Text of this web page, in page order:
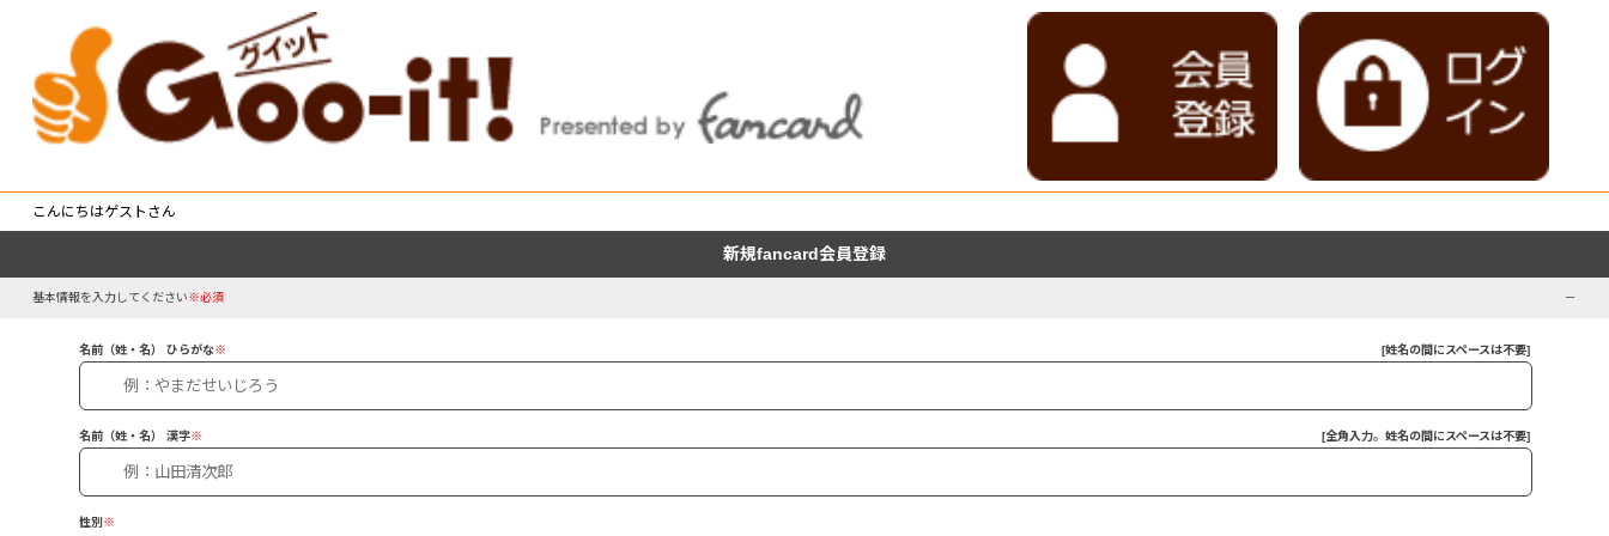
こんにちはゲストさん
新規fancard会員登録
基本情報を入力してください※必須
名前（姓・名） ひらがな※ [姓名の間にスペースは不要]
名前（姓・名） 漢字※ [全角入力。姓名の間にスペースは不要]
性別 ※